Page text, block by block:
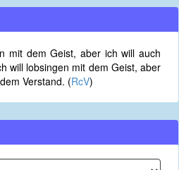
mit dem Geist, aber ich will auch
will lobsingen mit dem Geist, aber
Verstand. (RcV)